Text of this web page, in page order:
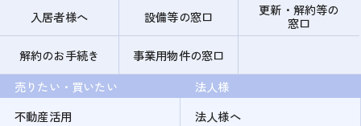
入居者様へ
設備等の窓口
更新・解約等の
窓口
解約のお手続き
事業用物件の窓口
売りたい・買いたい
不動産活用
法人様
法人様へ